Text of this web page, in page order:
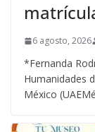
6 agosto, 2026
*Fernanda
Humanidades
México